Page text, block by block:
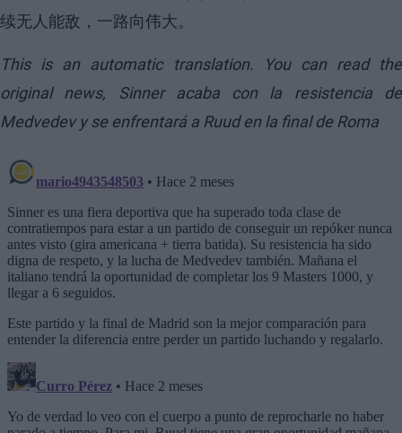
续无人能敌，一路向伟大。
This is an automatic translation. You can read the
original news, Sinner acaba con la resistencia de
Medvedev y se enfrentará a Ruud en la final de Roma